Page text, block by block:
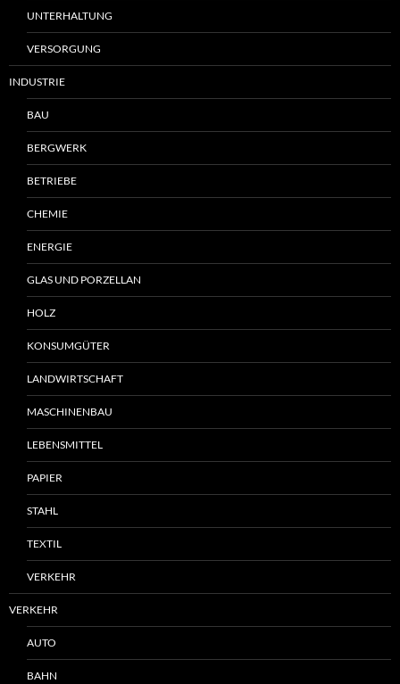
UNTERHALTUNG
VERSORGUNG
INDUSTRIE
BAU
BERGWERK
BETRIEBE
CHEMIE
ENERGIE
GLAS UND PORZELLAN
HOLZ
KONSUMGÜTER
LANDWIRTSCHAFT
MASCHINENBAU
LEBENSMITTEL
PAPIER
STAHL
TEXTIL
VERKEHR
VERKEHR
AUTO
BAHN